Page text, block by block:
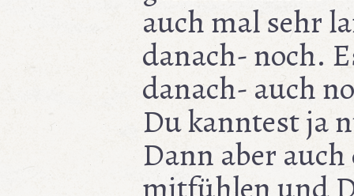
auch mal sehr
danach- noch.
danach- auch
Du kanntest ja
Dann aber